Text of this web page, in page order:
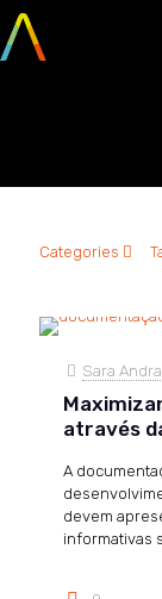
Categories
Sara
através
A
devem
informativas